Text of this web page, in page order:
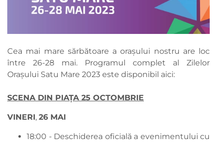
Cea mai mare sărbătoare a orașului nostru are loc
între 26-28 mai. Programul complet al Zilelor
Orașului Satu Mare 2023 este disponibil aici:
SCENA DIN PIAȚA 25 OCTOMBRIE
VINERI, 26 MAI
18:00 - Deschiderea oficială a evenimentului cu